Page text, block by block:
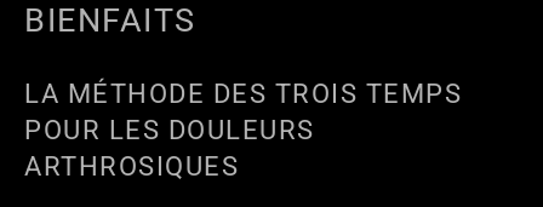
BIENFAITS
LA MÉTHODE DES TROIS TEMPS
POUR LES DOULEURS
ARTHROSIQUES